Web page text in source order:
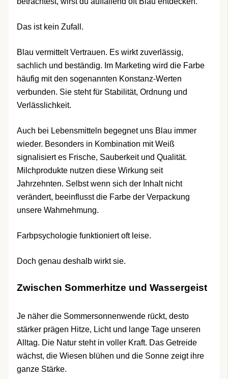
Das ist kein Zufall.
Blau vermittelt Vertrauen. Es wirkt zuverlässig,
sachlich und beständig. Im Marketing wird die Farbe
häufig mit den sogenannten Konstanz-Werten
verbunden. Sie steht für Stabilität, Ordnung und
Verlässlichkeit.
Auch bei Lebensmitteln begegnet uns Blau immer
wieder. Besonders in Kombination mit Weiß
signalisiert es Frische, Sauberkeit und Qualität.
Milchprodukte nutzen diese Wirkung seit
Jahrzehnten. Selbst wenn sich der Inhalt nicht
verändert, beeinflusst die Farbe der Verpackung
unsere Wahrnehmung.
Farbpsychologie funktioniert oft leise.
Doch genau deshalb wirkt sie.
Zwischen Sommerhitze und Wassergeist
Je näher die Sommersonnenwende rückt, desto
stärker prägen Hitze, Licht und lange Tage unseren
Alltag. Die Natur steht in voller Kraft. Das Getreide
wächst, die Wiesen blühen und die Sonne zeigt ihre
ganze Stärke.